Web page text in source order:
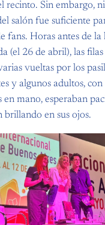
recinto. Sin embargo,
salón fue suficiente
fans. Horas antes de la
(el 26 de abril), las
vueltas por los
y algunos adultos, con
en mano, esperaban
brillando en sus ojos.